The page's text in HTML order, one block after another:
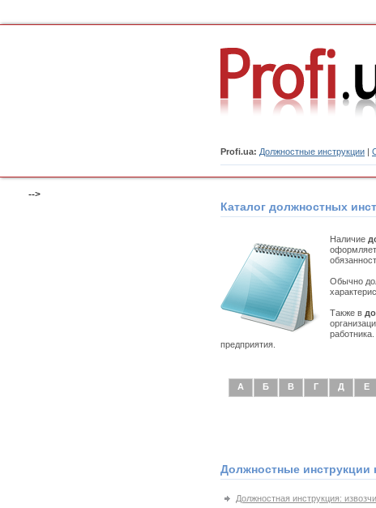
Profi.ua: Должностные инструкции |
-->
Каталог должностных
Наличие
Обычно
Также в
предприятия.
А Б В Г Д Е
Должностные инструкции
Должностная инструкция: